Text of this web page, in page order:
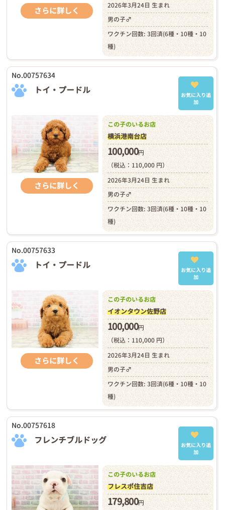
さらに詳しく
2026年3月24日 生まれ
男の子♂
ワクチン回数: 3回済(6種・10種・10
種)
No.00757634
トイ・プードル
お気に入り追
加
さらに詳しく
この子のいるお店
横浜港南台店
100,000円
（税込：110,000 円）
2026年3月24日 生まれ
男の子♂
ワクチン回数: 3回済(6種・10種・10
種)
No.00757633
トイ・プードル
お気に入り追
加
さらに詳しく
この子のいるお店
イオンタウン佐野店
100,000円
（税込：110,000 円）
2026年3月24日 生まれ
男の子♂
ワクチン回数: 3回済(6種・10種・10
種)
No.00757618
フレンチブルドッグ
お気に入り追
加
この子のいるお店
フレスポ住吉店
179,800円